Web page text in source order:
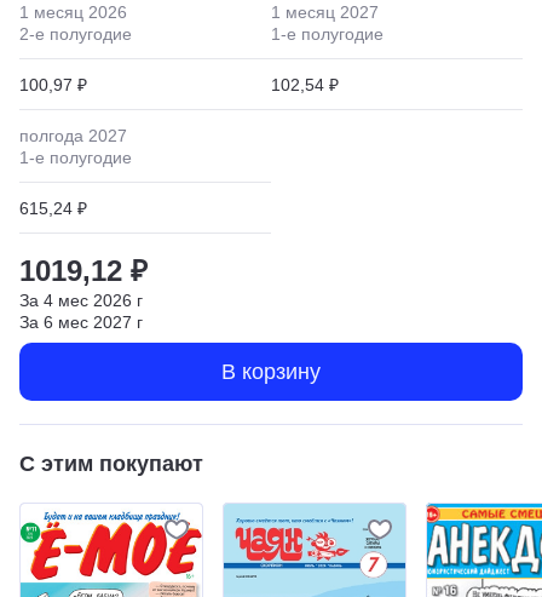
1 месяц 2026
2-е полугодие
100,97 ₽
1 месяц 2027
1-е полугодие
102,54 ₽
полгода 2027
1-е полугодие
615,24 ₽
1019,12 ₽
За 4 мес 2026 г
За 6 мес 2027 г
В корзину
С этим покупают